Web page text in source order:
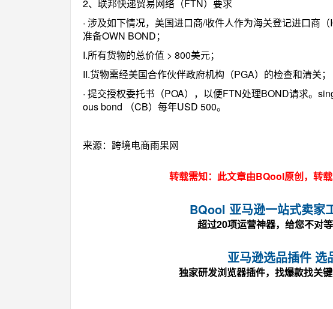
2、联邦快递贸易网络（FTN）要求
· 涉及如下情况，美国进口商/收件人作为海关登记进口商
准备OWN BOND；
I.所有货物的总价值 > 800美元；
II.货物需经美国合作伙伴政府机构（PGA）的检查和清关；
· 提交授权委托书（POA），以便FTN处理BOND请求。
ous bond （CB）每年USD 500。
来源：跨境电商雨果网
转载需知：此文章由BQool原创，转
BQool 亚马逊一站式卖家
超过20项运营神器，给您不对
亚马逊选品插件 选
独家研发浏览器插件，找爆款找关